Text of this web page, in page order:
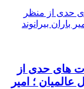
های حدی از
عالمیان ؛ امیر